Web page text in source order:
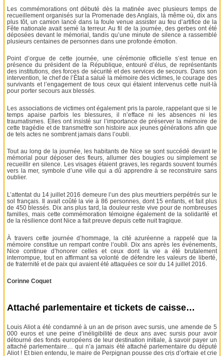
Les commémorations ont débuté dès la matinée avec plusieurs temps de
recueillement organisés sur la Promenade des Anglais, là même où, dix ans
plus tôt, un camion lancé dans la foule venue assister au feu d’artifice de la
Fête nationale avait semé la terreur. Au fil de la journée, des gerbes ont été
déposées devant le mémorial, tandis qu’une minute de silence a rassemblé
plusieurs centaines de personnes dans une profonde émotion.
Point d’orgue de cette journée, une cérémonie officielle s’est tenue en
présence du président de la République, entouré d’élus, de représentants
des institutions, des forces de sécurité et des services de secours. Dans son
intervention, le chef de l’État a salué la mémoire des victimes, le courage des
survivants et l’engagement de tous ceux qui étaient intervenus cette nuit-là
pour porter secours aux blessés.
Les associations de victimes ont également pris la parole, rappelant que si le
temps apaise parfois les blessures, il n’efface ni les absences ni les
traumatismes. Elles ont insisté sur l’importance de préserver la mémoire de
cette tragédie et de transmettre son histoire aux jeunes générations afin que
de tels actes ne sombrent jamais dans l’oubli.
Tout au long de la journée, les habitants de Nice se sont succédé devant le
mémorial pour déposer des fleurs, allumer des bougies ou simplement se
recueillir en silence. Les visages étaient graves, les regards souvent tournés
vers la mer, symbole d’une ville qui a dû apprendre à se reconstruire sans
oublier.
L’attentat du 14 juillet 2016 demeure l’un des plus meurtriers perpétrés sur le
sol français. Il avait coûté la vie à 86 personnes, dont 15 enfants, et fait plus
de 450 blessés. Dix ans plus tard, la douleur reste vive pour de nombreuses
familles, mais cette commémoration témoigne également de la solidarité et
de la résilience dont Nice a fait preuve depuis cette nuit tragique.
À travers cette journée d’hommage, la cité azuréenne a rappelé que la
mémoire constitue un rempart contre l’oubli. Dix ans après les événements,
Nice continue d’honorer celles et ceux dont la vie a été brutalement
interrompue, tout en affirmant sa volonté de défendre les valeurs de liberté,
de fraternité et de paix qui avaient été attaquées ce soir du 14 juillet 2016.
Corinne Coquet
Attaché parlementaire et tickets de caisse…
Louis Aliot a été condamné à un an de prison avec sursis, une amende de 5
000 euros et une peine d’inéligibilité de deux ans avec sursis pour avoir
détourné des fonds européens de leur destination initiale, à savoir payer un
attaché parlementaire… qui n’a jamais été attaché parlementaire du député
Aliot ! Et bien entendu, le maire de Perpignan pousse des cris d’orfraie et crie